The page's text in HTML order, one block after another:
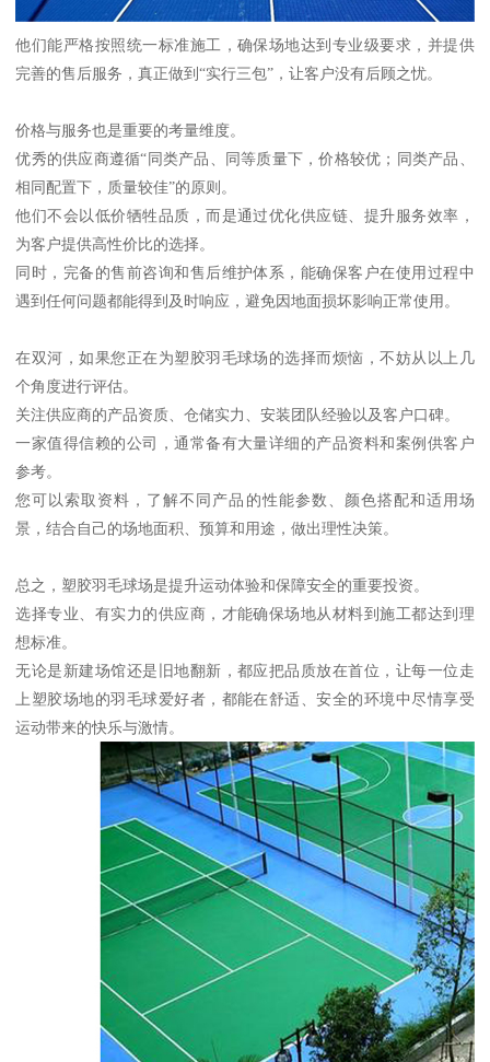
他们能严格按照统一标准施工，确保场地达到专业级要求，并提供
完善的售后服务，真正做到“实行三包”，让客户没有后顾之忧。
价格与服务也是重要的考量维度。
优秀的供应商遵循“同类产品、同等质量下，价格较优；同类产品、
相同配置下，质量较佳”的原则。
他们不会以低价牺牲品质，而是通过优化供应链、提升服务效率，
为客户提供高性价比的选择。
同时，完备的售前咨询和售后维护体系，能确保客户在使用过程中
遇到任何问题都能得到及时响应，避免因地面损坏影响正常使用。
在双河，如果您正在为塑胶羽毛球场的选择而烦恼，不妨从以上几
个角度进行评估。
关注供应商的产品资质、仓储实力、安装团队经验以及客户口碑。
一家值得信赖的公司，通常备有大量详细的产品资料和案例供客户
参考。
您可以索取资料，了解不同产品的性能参数、颜色搭配和适用场
景，结合自己的场地面积、预算和用途，做出理性决策。
总之，塑胶羽毛球场是提升运动体验和保障安全的重要投资。
选择专业、有实力的供应商，才能确保场地从材料到施工都达到理
想标准。
无论是新建场馆还是旧地翻新，都应把品质放在首位，让每一位走
上塑胶场地的羽毛球爱好者，都能在舒适、安全的环境中尽情享受
运动带来的快乐与激情。